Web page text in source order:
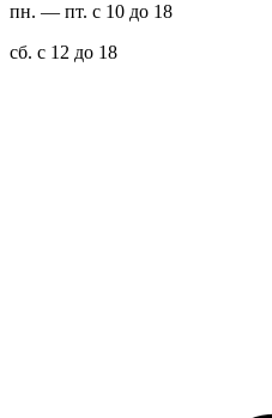
пн. — пт. с 10 до 18
сб. с 12 до 18